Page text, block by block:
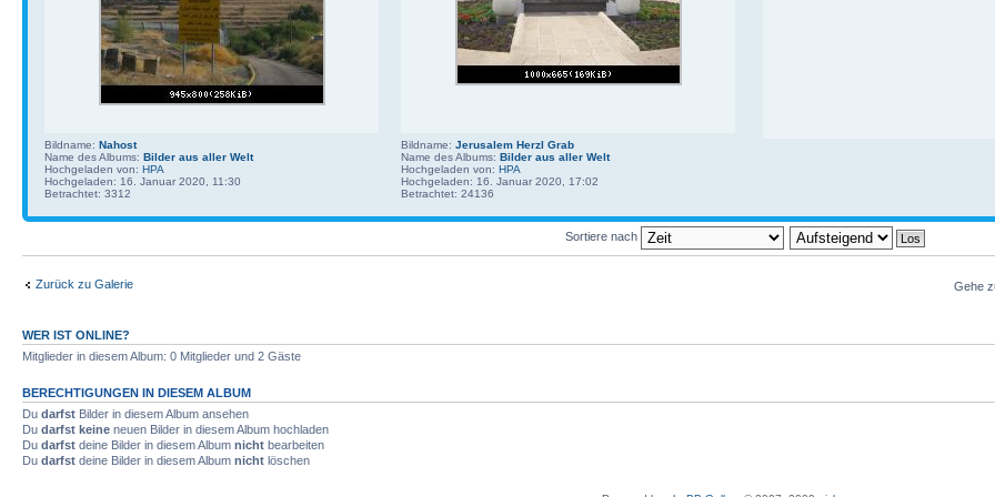
Bildname: Nahost
Name des Albums: Bilder aus aller Welt
Hochgeladen von: HPA
Hochgeladen: 16. Januar 2020, 11:30
Betrachtet: 3312
Bildname: Jerusalem Herzl Grab
Name des Albums: Bilder aus aller Welt
Hochgeladen von: HPA
Hochgeladen: 16. Januar 2020, 17:02
Betrachtet: 24136
Sortiere nach
Zurück zu Galerie Gehe
WER IST ONLINE?
Mitglieder in diesem Album: 0 Mitglieder und 2 Gäste
BERECHTIGUNGEN IN DIESEM ALBUM
Du darfst Bilder in diesem Album ansehen
Du darfst keine neuen Bilder in diesem Album hochladen
Du darfst deine Bilder in diesem Album nicht bearbeiten
Du darfst deine Bilder in diesem Album nicht löschen